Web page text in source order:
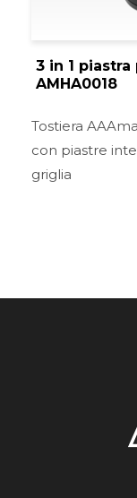
3 in 1
AMHA0018
Tostiera
con piastre
griglia